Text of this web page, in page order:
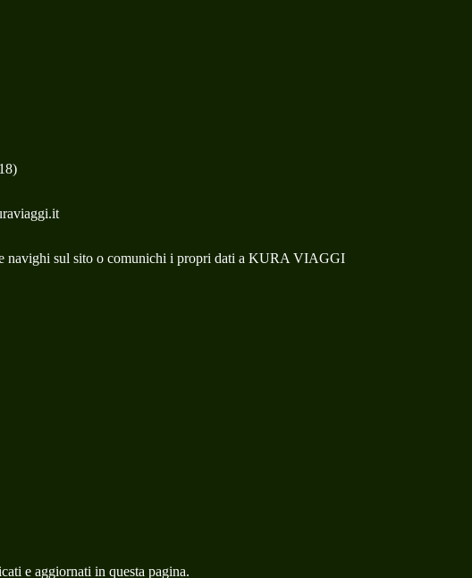
navighi sul sito o comunichi i propri dati a KURA VIAGGI
e aggiornati in questa pagina.